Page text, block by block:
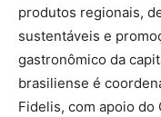
produtos regionais,
sustentáveis e
gastronômico da
brasiliense é
Fidelis, com apoio do